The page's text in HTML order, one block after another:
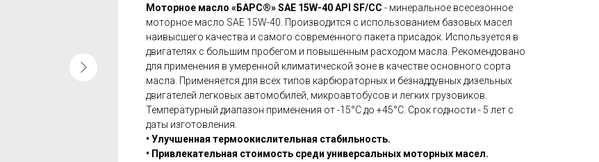
Моторное масло «БАРС®» SAE 15W-40 API SF/CC - минеральное всесезонное
моторное масло SAE 15W-40. Производится с использованием базовых масел
наивысшего качества и самого современного пакета присадок. Используется в
двигателях с большим пробегом и повышенным расходом масла. Рекомендовано
для применения в умеренной климатической зоне в качестве основного сорта
масла. Применяется для всех типов карбюраторных и безнаддувных дизельных
двигателей легковых автомобилей, микроавтобусов и легких грузовиков.
Температурный диапазон применения от -15°С до +45°С. Срок годности - 5 лет с
даты изготовления.
• Улучшенная термоокислительная стабильность.
• Привлекательная стоимость среди универсальных моторных масел.